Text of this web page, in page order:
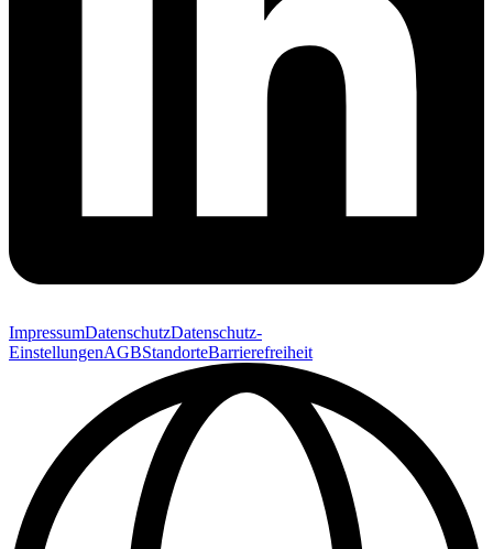
ImpressumDatenschutzDatenschutz-
EinstellungenAGBStandorteBarrierefreiheit